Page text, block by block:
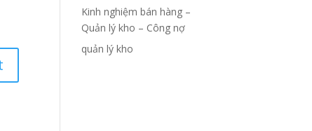
Kinh nghiệm bán hàng –
Quản lý kho – Công nợ
quản lý kho